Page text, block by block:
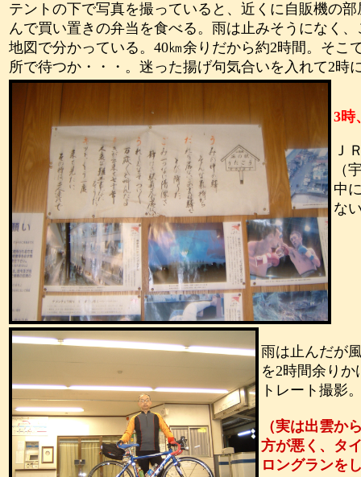
テントの下で写真を撮っていると、近くに自販機の
んで買い置きの弁当を食べる。雨は止みそうになく
地図で分かっている。 40㎞余りだから約2時間。そこ
所で待つか・・・。迷った揚げ句気合いを入れて2時
3時
Ｊ
（
中
な
雨は止んだが
を2時間余りか
トレート撮影
（実は出雲か
方が悪く、タ
ロングランを